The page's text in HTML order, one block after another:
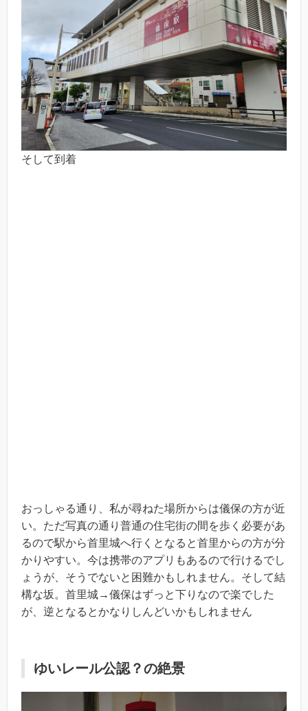
そして到着
おっしゃる通り、私が尋ねた場所からは儀保の方が近
い。ただ写真の通り普通の住宅街の間を歩く必要があ
るので駅から首里城へ行くとなると首里からの方が分
かりやすい。今は携帯のアプリもあるので行けるでし
ょうが、そうでないと困難かもしれません。そして結
構な坂。首里城→儀保はずっと下りなので楽でした
が、逆となるとかなりしんどいかもしれません
ゆいレール公認？の絶景